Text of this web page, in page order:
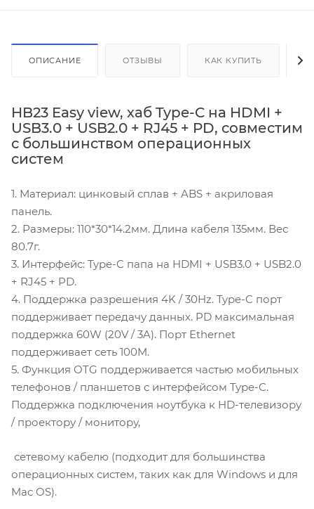
ОПИСАНИЕ ОТЗЫВЫ КАК КУПИТЬ
HB23 Easy view, хаб Type-C на HDMI +
USB3.0 + USB2.0 + RJ45 + PD, совместим
с большинством операционных
систем
1. Материал: цинковый сплав + ABS + акриловая
панель.
2. Размеры: 110*30*14.2мм. Длина кабеля 135мм. Вес
80.7г.
3. Интерфейс: Type-C папа на HDMI + USB3.0 + USB2.0
+ RJ45 + PD.
4. Поддержка разрешения 4K / 30Hz. Type-C порт
поддерживает передачу данных. PD максимальная
поддержка 60W (20V / 3A). Порт Ethernet
поддерживает сеть 100M.
5. Функция OTG поддерживается частью мобильных
телефонов / планшетов с интерфейсом Type-C.
Поддержка подключения ноутбука к HD-телевизору
/ проектору / монитору,
сетевому кабелю (подходит для большинства
операционных систем, таких как для Windows и для
Mac OS).